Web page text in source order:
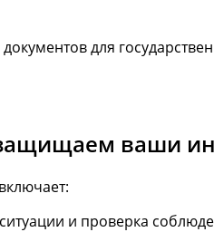
для
ваши
и проверка